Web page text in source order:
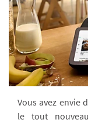
Vous avez envie
le tout